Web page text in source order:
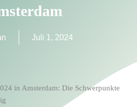
Juli 1, 2024
in Amsterdam: Die Schwerpunkte